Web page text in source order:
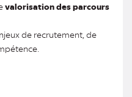
valorisation des parcours
de recrutement, de